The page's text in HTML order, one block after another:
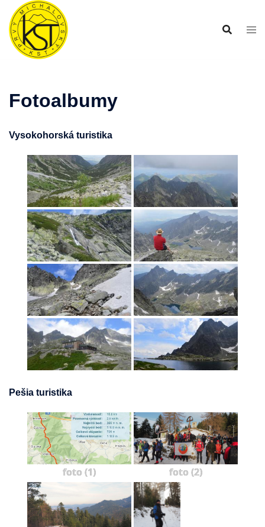
Preskočiť
obsah
Fotoalbumy
Vysokohorská turistika
Pešia turistika
foto (1) foto (2)